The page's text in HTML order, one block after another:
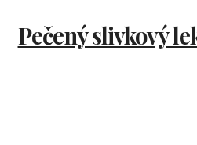
Pečený slivkový